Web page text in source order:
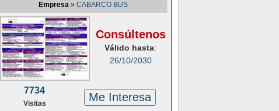
Empresa» CABARCO BUS
Consúltenos
Válido hasta:
26/10/2030
7734
Visitas Me Interesa